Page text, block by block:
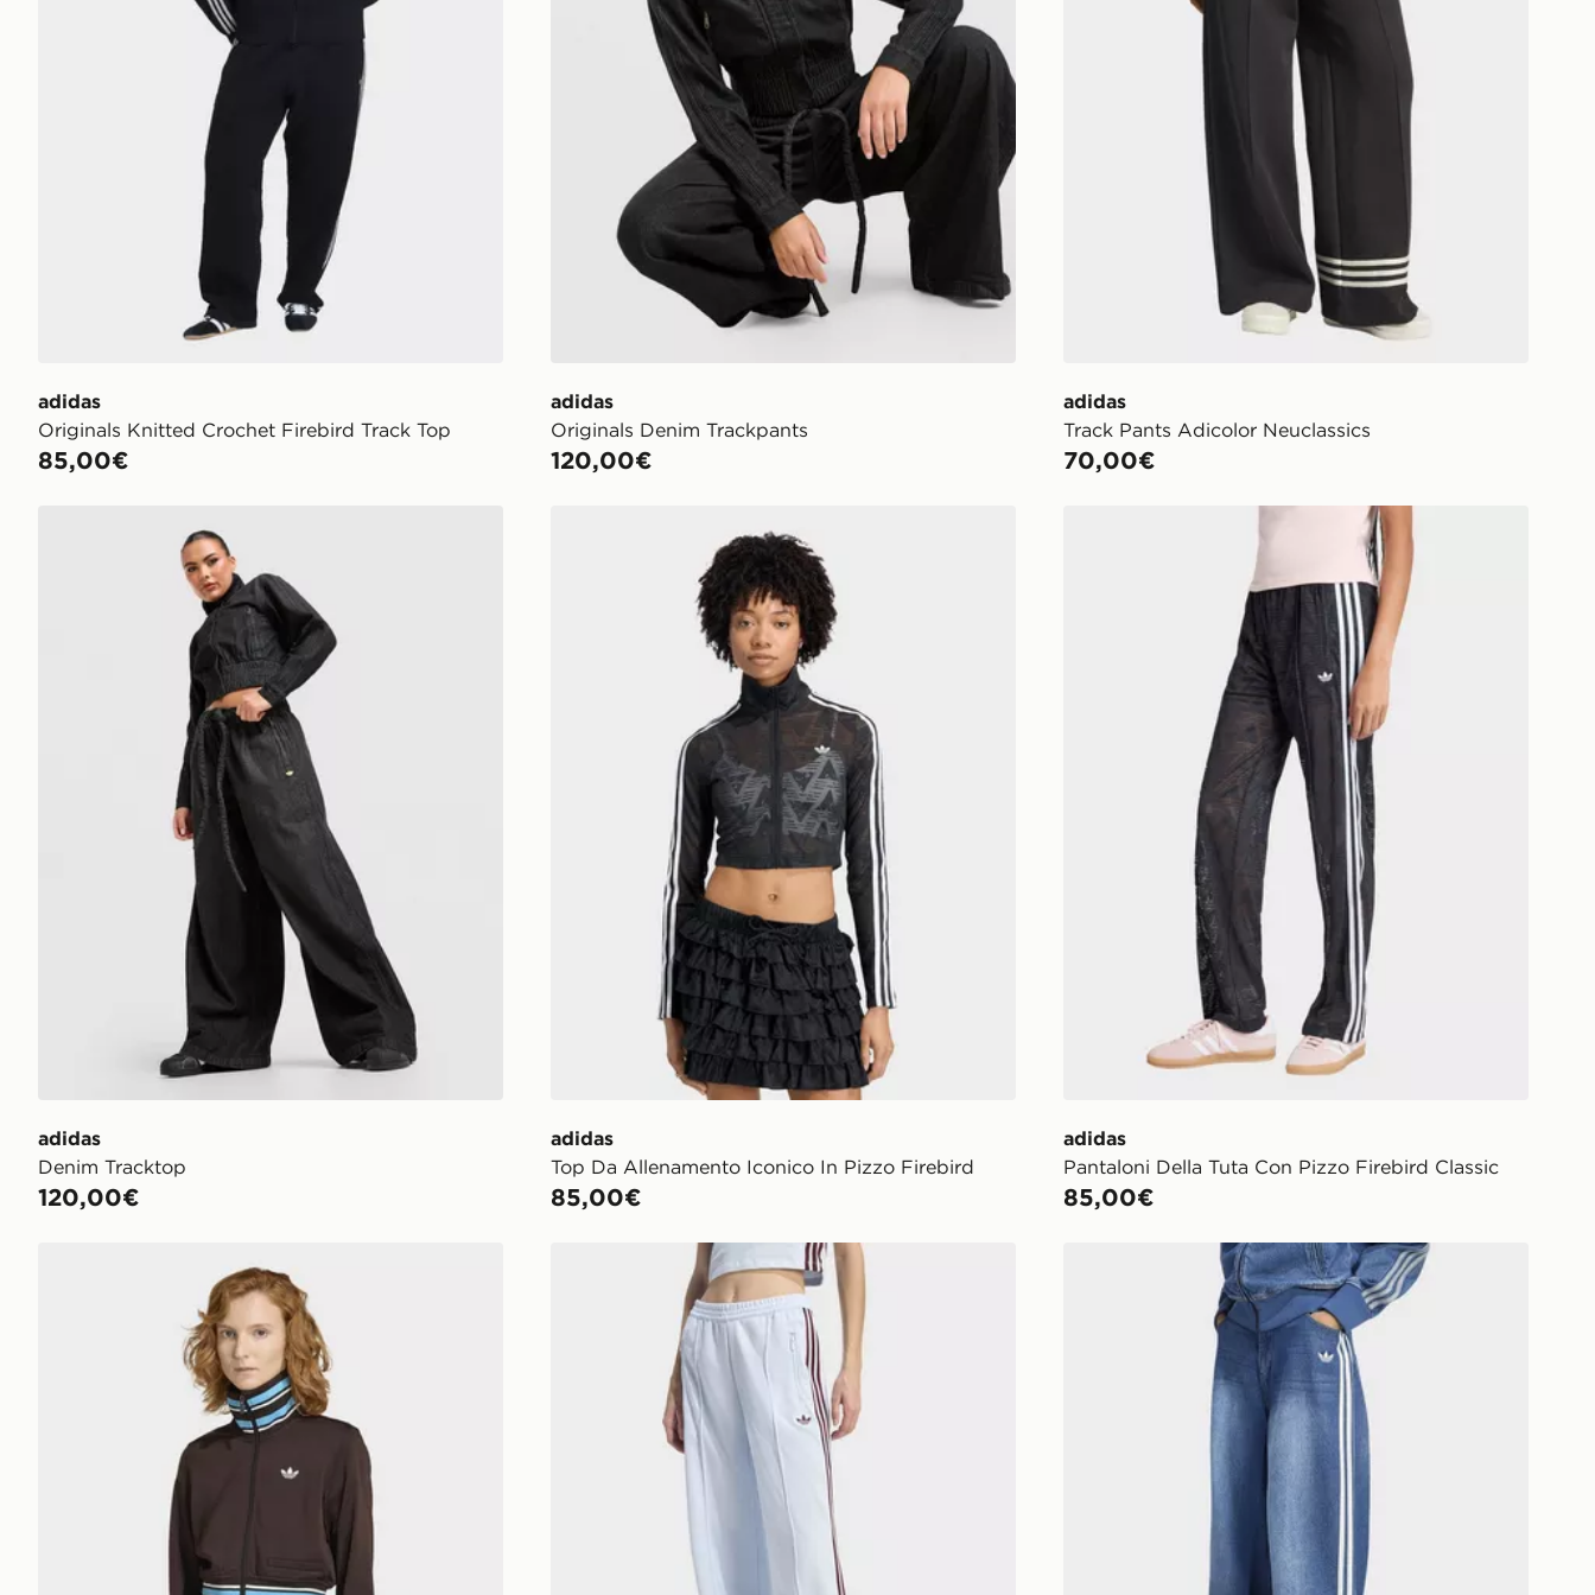
https://www.jdsports.it/track-my-order/
adidas
Originals Knitted Crochet Firebird Track Top
85,00€
adidas
Originals Denim Trackpants
120,00€
adidas
Track Pants Adicolor Neuclassics
70,00€
adidas
Denim Tracktop
120,00€
adidas
Top Da Allenamento Iconico In Pizzo Firebird
85,00€
adidas Pantaloni Della Tuta Con Pizzo Firebird Classic
adidas
Pantaloni Della Tuta Con Pizzo Firebird Classic
85,00€
adidas Pantaloni Da Allenamento Classic adidas Jeans A Gamba Larga Vintage Con Cucitura A